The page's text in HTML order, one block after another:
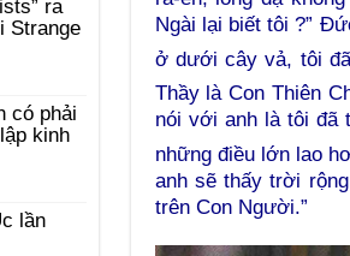
Ngài lại biết tôi ?”
ở dưới cây vả, tôi
Thầy là Con Thiên
nói với anh là tôi đã
những điều lớn lao
anh sẽ thấy trời
trên Con Người.”
ra
Strange
có phải
kinh
lần